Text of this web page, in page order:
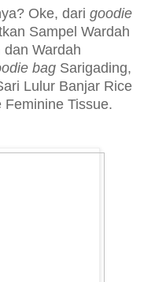
Oke, dari goodie
Sampel Wardah
Wardah
bag Sarigading,
Lulur Banjar Rice
Tissue.